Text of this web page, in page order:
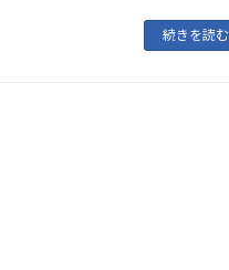
続きを読む